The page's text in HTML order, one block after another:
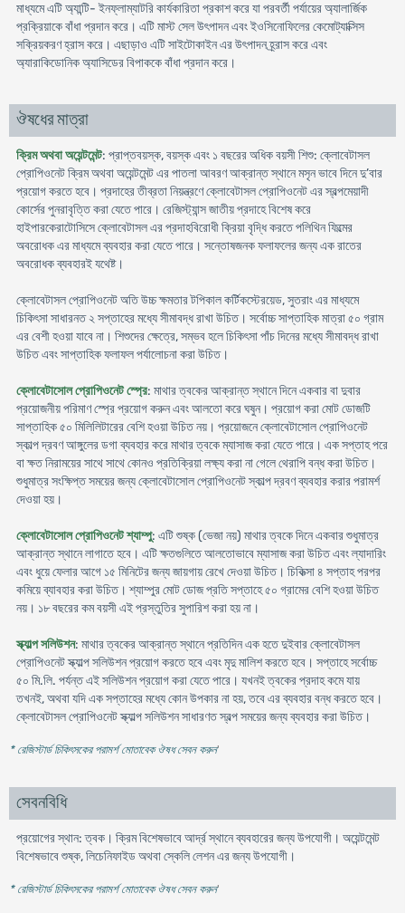
মাধ্যমে এটি অ্যান্টি- ইনফ্লাম্যাটরি কার্যকারিতা প্রকাশ করে যা পরবর্তী পর্যায়ের অ্যালার্জিক
প্রক্রিয়াকে বাঁধা প্রদান করে। এটি মাস্ট সেল উৎপাদন এবং ইওসিনোফিলের কেমোট্যাক্সিস
সক্রিয়করণ হ্রাস করে। এছাড়াও এটি সাইটোকাইন এর উৎপাদন হ্র্রাস করে এবং
অ্যারাকিডোনিক অ্যাসিডের বিপাককে বাঁধা প্রদান করে।
ঔষধের মাত্রা
ক্রিম অথবা অয়েন্টমেন্ট: প্রাপ্তবয়স্ক, বয়স্ক এবং ১ বছরের অধিক বয়সী শিশু: ক্লোবেটাসল
প্রোপিওনেট ক্রিম অথবা অয়েন্টমেন্ট এর পাতলা আবরণ আক্রান্ত স্থানে মসৃন ভাবে দিনে দু’বার
প্রয়োগ করতে হবে। প্রদাহের তীব্রতা নিয়ন্ত্রণে ক্লোবেটাসল প্রোপিওনেট এর স্বল্পমেয়াদী
কোর্সের পুনরাবৃত্তি করা যেতে পারে। রেজিস্ট্যান্স জাতীয় প্রদাহে বিশেষ করে
হাইপারকেরাটোসিসে ক্লোবেটাসল এর প্রদাহবিরোধী ক্রিয়া বৃদ্ধি করতে পলিথিন ফিল্মের
অবরোধক এর মাধ্যমে ব্যবহার করা যেতে পারে। সন্তোষজনক ফলাফলের জন্য এক রাতের
অবরোধক ব্যবহারই যথেষ্ট।
ক্লোবেটাসল প্রোপিওনেট অতি উচ্চ ক্ষমতার টপিকাল কর্টিকস্টেরয়েড, সুতরাং এর মাধ্যমে
চিকিৎসা সাধারনত ২ সপ্তাহের মধ্যে সীমাবদ্ধ রাখা উচিত। সর্বোচ্চ সাপ্তাহিক মাত্রা ৫০ গ্রাম
এর বেশী হওয়া যাবে না। শিশুদের ক্ষেত্রে, সম্ভব হলে চিকিৎসা পাঁচ দিনের মধ্যে সীমাবদ্ধ রাখা
উচিত এবং সাপ্তাহিক ফলাফল পর্যালোচনা করা উচিত।
ক্লোবেটাসোল প্রোপিওনেট স্প্রে: মাথার ত্বকের আক্রান্ত স্থানে দিনে একবার বা দুবার
প্রয়োজনীয় পরিমাণ স্প্রে প্রয়োগ করুন এবং আলতো করে ঘষুন। প্রয়োগ করা মোট ডোজটি
সাপ্তাহিক ৫০ মিলিলিটারের বেশি হওয়া উচিত নয়। প্রয়োজনে ক্লোবেটাসোল প্রোপিওনেট
স্কাল্প দ্রবণ আঙ্গুলের ডগা ব্যবহার করে মাথার ত্বকে ম্যাসাজ করা যেতে পারে। এক সপ্তাহ পরে
বা ক্ষত নিরাময়ের সাথে সাথে কোনও প্রতিক্রিয়া লক্ষ্য করা না গেলে থেরাপি বন্ধ করা উচিত।
শুধুমাত্র সংক্ষিপ্ত সময়ের জন্য ক্লোবেটাসোল প্রোপিওনেট স্কাল্প দ্রবণ ব্যবহার করার পরামর্শ
দেওয়া হয়।
ক্লোবেটাসোল প্রোপিওনেট শ্যাম্পু: এটি শুষ্ক (ভেজা নয়) মাথার ত্বকে দিনে একবার শুধুমাত্র
আক্রান্ত স্থানে লাগাতে হবে। এটি ক্ষতগুলিতে আলতোভাবে ম্যাসাজ করা উচিত এবং ল্যাদারিং
এবং ধুয়ে ফেলার আগে ১৫ মিনিটের জন্য জায়গায় রেখে দেওয়া উচিত। চিকিত্সা ৪ সপ্তাহ পরপর
কমিয়ে ব্যাবহার করা উচিত। শ্যাম্পুর মোট ডোজ প্রতি সপ্তাহে ৫০ গ্রামের বেশি হওয়া উচিত
নয়। ১৮ বছরের কম বয়সী এই প্রস্তুতির সুপারিশ করা হয় না।
স্ক্যাল্প সলিউশন: মাথার ত্বকের আক্রান্ত স্থানে প্রতিদিন এক হতে দুইবার ক্লোবেটাসল
প্রোপিওনেট স্ক্যাল্প সলিউশন প্রয়োগ করতে হবে এবং মৃদু মালিশ করতে হবে। সপ্তাহে সর্বোচ্চ
৫০ মি.লি. পর্যন্ত এই সলিউশন প্রয়োগ করা যেতে পারে। যখনই ত্বকের প্রদাহ কমে যায়
তখনই, অথবা যদি এক সপ্তাহের মধ্যে কোন উপকার না হয়, তবে এর ব্যবহার বন্ধ করতে হবে।
ক্লোবেটাসল প্রোপিওনেট স্ক্যাল্প সলিউশন সাধারণত স্বল্প সময়ের জন্য ব্যবহার করা উচিত।
* রেজিস্টার্ড চিকিৎসকের পরামর্শ মোতাবেক ঔষধ সেবন করুন'
সেবনবিধি
প্রয়োগের স্থান: ত্বক। ক্রিম বিশেষভাবে আর্দ্র স্থানে ব্যবহারের জন্য উপযোগী। অয়েন্টমেন্ট
বিশেষভাবে শুষ্ক, লিচেনিফাইড অথবা স্কেলি লেশন এর জন্য উপযোগী।
* রেজিস্টার্ড চিকিৎসকের পরামর্শ মোতাবেক ঔষধ সেবন করুন'